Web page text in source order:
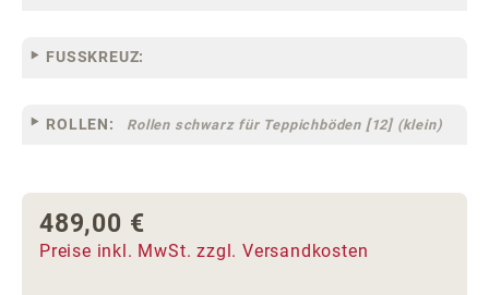
FUSSKREUZ:
ROLLEN: Rollen schwarz für Teppichböden [12] (klein)
Regulärer Preis:
489,00 €
Preise inkl. MwSt. zzgl. Versandkosten